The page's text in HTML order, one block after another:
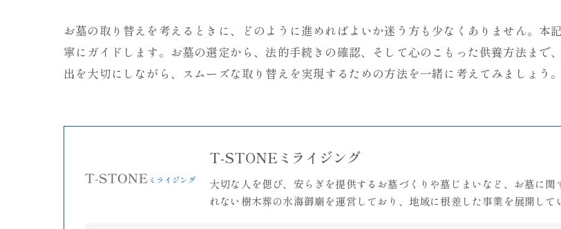
お墓の取り替えを考えるときに、どのように進めればよいか迷う方も少なくありません。
寧にガイドします。お墓の選定から、法的手続きの確認、そして心のこもった供養方法まで
出を大切にしながら、スムーズな取り替えを実現するための方法を一緒に考えてみましょう。
T-STONEミライジング
大切な人を偲び、安らぎを提供するお墓づくりや墓じまいなど、お墓に
れない樹木葬の水海御廟を運営しており、地域に根差した事業を展開して